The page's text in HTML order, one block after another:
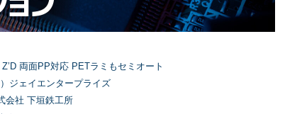
両面PP対応 PETラミもセミオート
ジェイエンタープライズ
会社 下垣鉄工所